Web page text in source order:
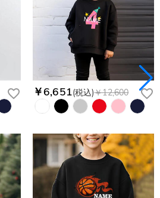
￥6,651(税込)￥12,600